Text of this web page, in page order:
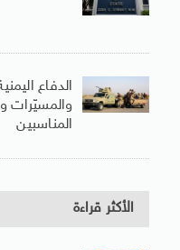
الدفاع
والمسيّرات
المناسبين
الأكثر قراءة